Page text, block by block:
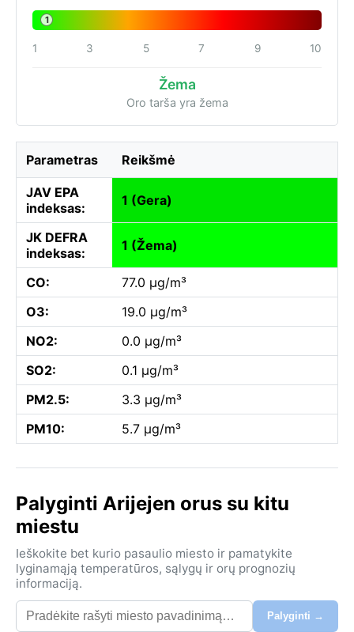
1
1 3 5 7 9 10
Žema
Oro tarša yra žema
Parametras Reikšmė
JAV EPA
indeksas:
1 (Gera)
JK DEFRA
indeksas:
1 (Žema)
CO:
77.0 µg/m³
O3:
19.0 µg/m³
NO2:
0.0 µg/m³
SO2:
0.1 µg/m³
PM2.5:
3.3 µg/m³
PM10:
5.7 µg/m³
Palyginti Arijejen orus su kitu
miestu
Ieškokite bet kurio pasaulio miesto ir pamatykite
lyginamąją temperatūros, sąlygų ir orų prognozių
informaciją.
Palyginti →